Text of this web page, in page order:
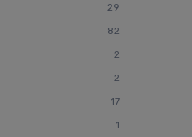
29
82
2
2
17
1